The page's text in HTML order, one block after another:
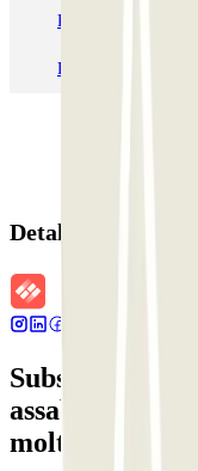
Pàrquing T1 AENA
Pàrquing a Madrid
Detalls de la
Subscriu-te a
assabenta't de
moltes altres